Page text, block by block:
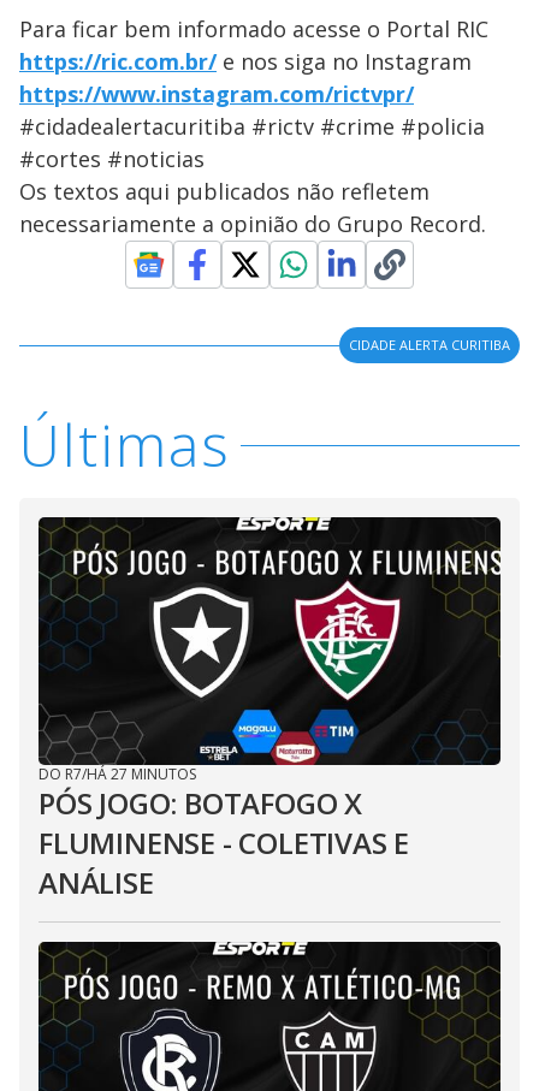
Para ficar bem informado acesse o Portal ​RIC
https://ric.com.br/e nos siga no Instagram
https://www.instagram.com/rictvpr/
#cidadealertacuritiba #rictv #crime #policia
#cortes #noticias
Os textos aqui publicados não refletem
necessariamente a opinião do Grupo Record.
CIDADE ALERTA CURITIBA
Últimas
DO R7/HÁ 27 MINUTOS
PÓS JOGO: BOTAFOGO X
FLUMINENSE - COLETIVAS E
ANÁLISE